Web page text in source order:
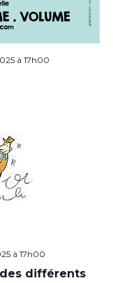
à 17h00
à 17h00
différents